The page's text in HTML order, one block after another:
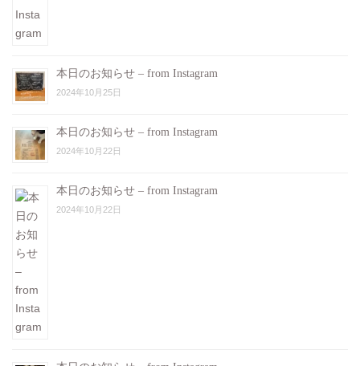
本日のお知らせ – from Instagram
2024年10月25日
本日のお知らせ – from Instagram
2024年10月22日
本日のお知らせ – from Instagram
2024年10月22日